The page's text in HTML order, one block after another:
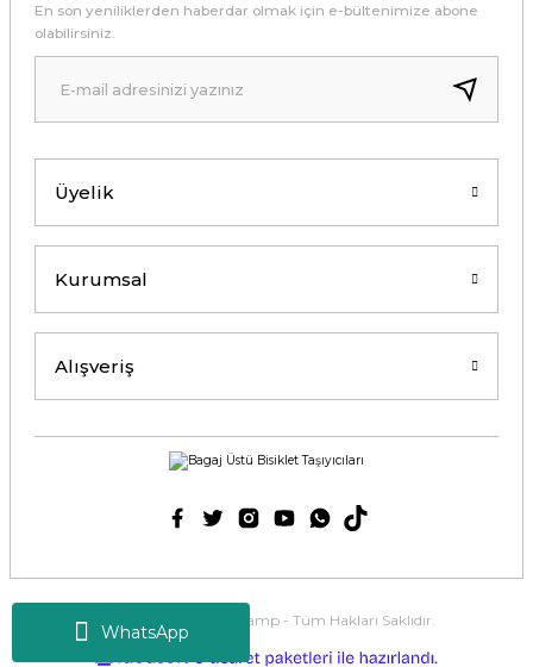
WhatsApp
Üyelik
Kurumsal
Alışveriş
En son yeniliklerden haberdar olmak için e-bültenimize abone
olabilirsiniz.
2025 Copyright Tirolcamp - Tüm Hakları Saklıdır.
e-